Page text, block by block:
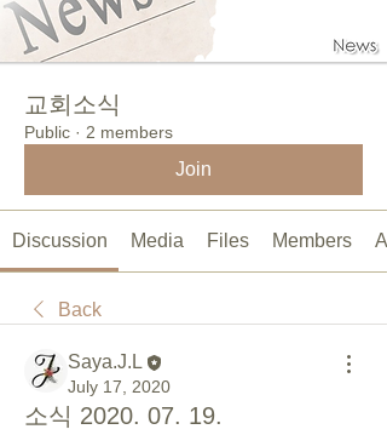
교회소식
Public · 2 members
Join
Discussion Media Files Members
Back
Saya.J.L
July 17, 2020
소식 2020. 07. 19.